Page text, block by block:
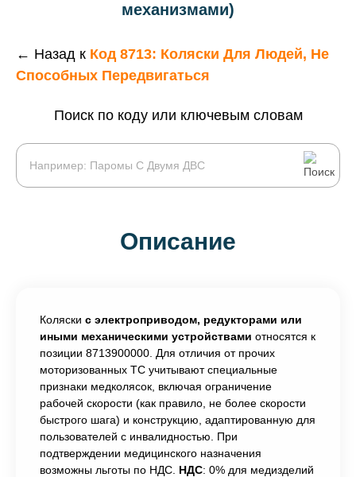
механизмами)
← Назад к Код 8713: Коляски Для Людей, Не
Способных Передвигаться
Поиск по коду или ключевым словам
Описание
Коляски с электроприводом, редукторами или
иными механическими устройствами относятся к
позиции 8713900000. Для отличия от прочих
моторизованных ТС учитывают специальные
признаки медколясок, включая ограничение
рабочей скорости (как правило, не более скорости
быстрого шага) и конструкцию, адаптированную для
пользователей с инвалидностью. При
подтверждении медицинского назначения
возможны льготы по НДС. НДС: 0% для медизделий